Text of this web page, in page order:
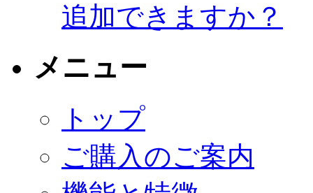
追加できますか？
メニュー
トップ
ご購入のご案内